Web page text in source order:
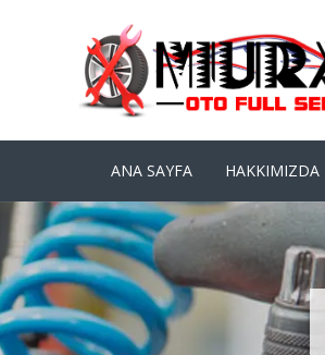
ANA SAYFA HAKKIMIZDA